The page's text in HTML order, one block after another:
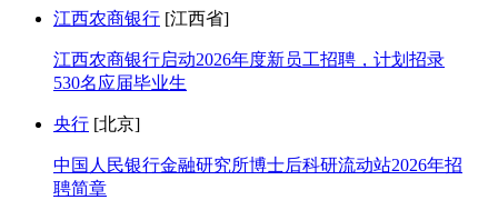
江西农商银行 [江西省]
江西农商银行启动2026年度新员工招聘，计划招录
530名应届毕业生
央行 [北京]
中国人民银行金融研究所博士后科研流动站2026年招
聘简章